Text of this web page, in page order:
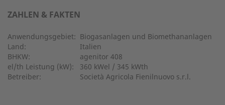
ZAHLEN & FAKTEN
Anwendungsgebiet: Biogasanlagen und Biomethananlagen
Land:
Italien
BHKW:
agenitor 408
el/th Leistung (kW):
360 kWel / 345 kWth
Betreiber:
Società Agricola Fienilnuovo s.r.l.